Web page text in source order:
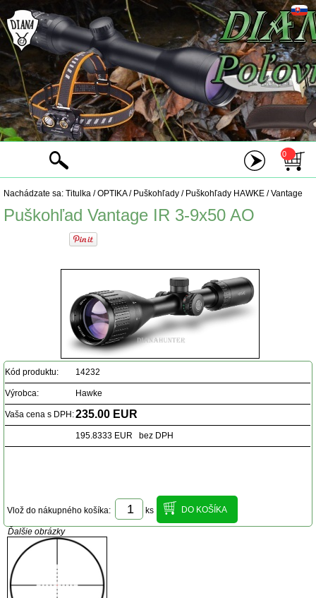
0
Nachádzate sa: Titulka /OPTIKA/ Puškohľady / Puškohľady HAWKE /Vantage
Puškohľad Vantage IR 3-9x50 AO
Kód produktu: 14232
Výrobca: Hawke
Vaša cena s DPH:235.00 EUR
195.8333 EUR bez DPH
Vlož do nákupného košíka: ks
Ďalšie obrázky